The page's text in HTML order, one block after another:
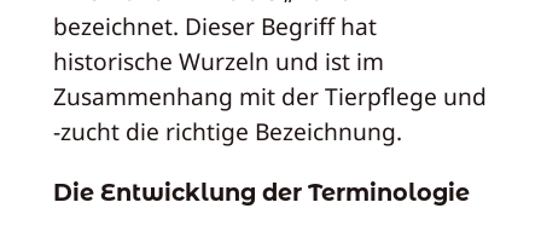
bezeichnet. Dieser Begriff hat
historische Wurzeln und ist im
Zusammenhang mit der Tierpflege und
-zucht die richtige Bezeichnung.
Die Entwicklung der Terminologie